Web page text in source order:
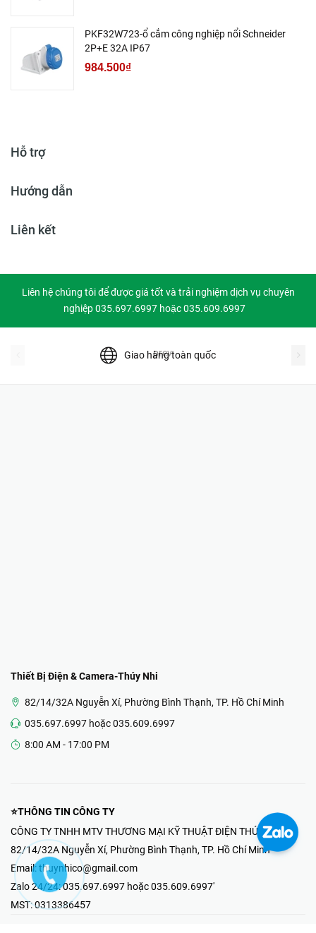
PKF32W723-ổ cắm công nghiệp nổi Schneider
2P+E 32A IP67
984.500₫
Hỗ trợ
Hướng dẫn
Liên kết
Liên hệ chúng tôi để được giá tốt và trải nghiệm dịch vụ chuyên
nghiệp 035.697.6997 hoặc 035.609.6997
Giao hàng toàn quốc
prev
Thiết Bị Điện & Camera-Thúy Nhi
82/14/32A Nguyễn Xí, Phường Bình Thạnh, TP. Hồ Chí Minh
035.697.6997 hoặc 035.609.6997
8:00 AM - 17:00 PM
⭐THÔNG TIN CÔNG TY
CÔNG TY TNHH MTV THƯƠNG MẠI KỸ THUẬT ĐIỆN THÚY NHI
82/14/32A Nguyễn Xí, Phường Bình Thạnh, TP. Hồ Chí Minh
Email: thuynhico@gmail.com
Zalo 24/24:035.697.6997 hoặc 035.609.6997'
MST:0313386457